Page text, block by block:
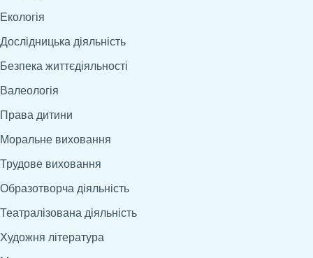
Екологія
Дослідницька діяльність
Безпека життєдіяльності
Валеологія
Права дитини
Моральне виховання
Трудове виховання
Образотворча діяльність
Театралізована діяльність
Художня література